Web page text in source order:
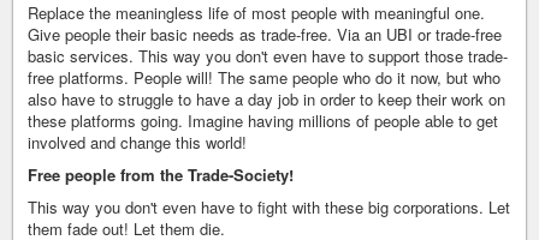
Replace the meaningless life of most people with meaningful one.
Give people their basic needs as trade-free. Via an UBI or trade-free
basic services. This way you don't even have to support those trade-
free platforms. People will! The same people who do it now, but who
also have to struggle to have a day job in order to keep their work on
these platforms going. Imagine having millions of people able to get
involved and change this world!
Free people from the Trade-Society!
This way you don't even have to fight with these big corporations. Let
them fade out! Let them die.